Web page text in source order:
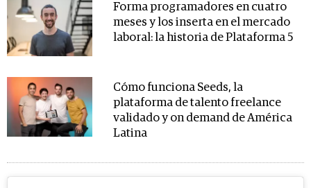
Forma programadores en cuatro
meses y los inserta en el mercado
laboral: la historia de Plataforma 5
Cómo funciona Seeds, la
plataforma de talento freelance
validado y on demand de América
Latina